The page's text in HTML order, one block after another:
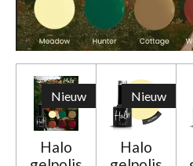
Nieuw
Halo
Nieuw
Halo